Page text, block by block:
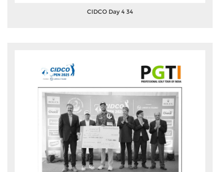
CIDCO Day 4 34